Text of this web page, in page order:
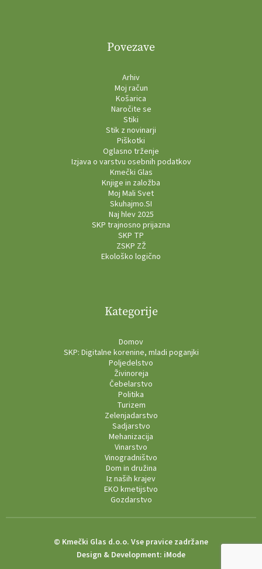
Povezave
Arhiv
Moj račun
Košarica
Naročite se
Stiki
Stik z novinarji
Piškotki
Oglasno trženje
Izjava o varstvu osebnih podatkov
Kmečki Glas
Knjige in založba
Moj Mali Svet
Skuhajmo.SI
Naj hlev 2025
SKP trajnosno prijazna
SKP TP
ZSKP ZŽ
Ekološko logično
Kategorije
Domov
SKP: Digitalne korenine, mladi poganjki
Poljedelstvo
Živinoreja
Čebelarstvo
Politika
Turizem
Zelenjadarstvo
Sadjarstvo
Mehanizacija
Vinarstvo
Vinogradništvo
Dom in družina
Iz naših krajev
EKO kmetijstvo
Gozdarstvo
© Kmečki Glas d.o.o. Vse pravice zadržane
Design & Development: iMode